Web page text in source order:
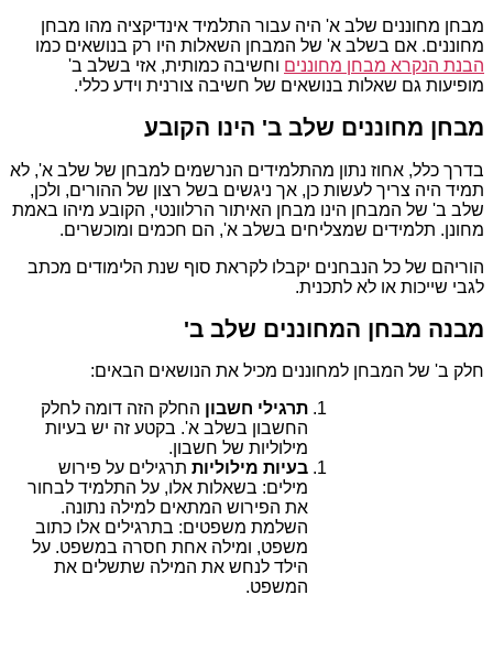
מבחן מחוננים שלב א' היה עבור התלמיד אינדיקציה מהו מבחן
מחוננים. אם בשלב א' של המבחן השאלות היו רק בנושאים כמו
הבנת הנקרא מבחן מחוננים וחשיבה כמותית, אזי בשלב ב'
מופיעות גם שאלות בנושאים של חשיבה צורנית וידע כללי.
מבחן מחוננים שלב ב' הינו הקובע
בדרך כלל, אחוז נתון מהתלמידים הנרשמים למבחן של שלב א', לא
תמיד היה צריך לעשות כן, אך ניגשים בשל רצון של ההורים, ולכן,
שלב ב' של המבחן הינו מבחן האיתור הרלוונטי, הקובע מיהו באמת
מחונן. תלמידים שמצליחים בשלב א', הם חכמים ומוכשרים.
הוריהם של כל הנבחנים יקבלו לקראת סוף שנת הלימודים מכתב
לגבי שייכות או לא לתכנית.
מבנה מבחן המחוננים שלב ב'
חלק ב' של המבחן למחוננים מכיל את הנושאים הבאים:
תרגילי חשבון החלק הזה דומה לחלק
החשבון בשלב א'. בקטע זה יש בעיות
מילוליות של חשבון.
בעיות מילוליות תרגילים על פירוש
מילים: בשאלות אלו, על התלמיד לבחור
את הפירוש המתאים למילה נתונה.
השלמת משפטים: בתרגילים אלו כתוב
משפט, ומילה אחת חסרה במשפט. על
הילד לנחש את המילה שתשלים את
המשפט.